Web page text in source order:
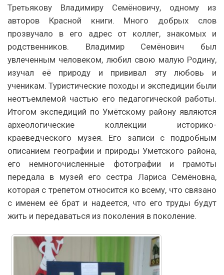
Третьякову Владимиру Семёновичу, одному из
авторов Красной книги. Много добрых слов
прозвучало в его адрес от коллег, знакомых и
родственников. Владимир Семёнович был
увлеченным человеком, любил свою малую Родину,
изучал её природу и прививал эту любовь и
ученикам. Туристические походы и экспедиции были
неотъемлемой частью его педагогической работы.
Итогом экспедиций по Умётскому району являются
археологические коллекции историко-
краеведческого музея. Его записи с подробным
описанием географии и природы Уметского района,
его немногочисленные фотографии и грамоты
передала в музей его сестра Лариса Семёновна,
которая с трепетом относится ко всему, что связано
с именем её брат и надеется, что его труды будут
жить и передаваться из поколения в поколение.